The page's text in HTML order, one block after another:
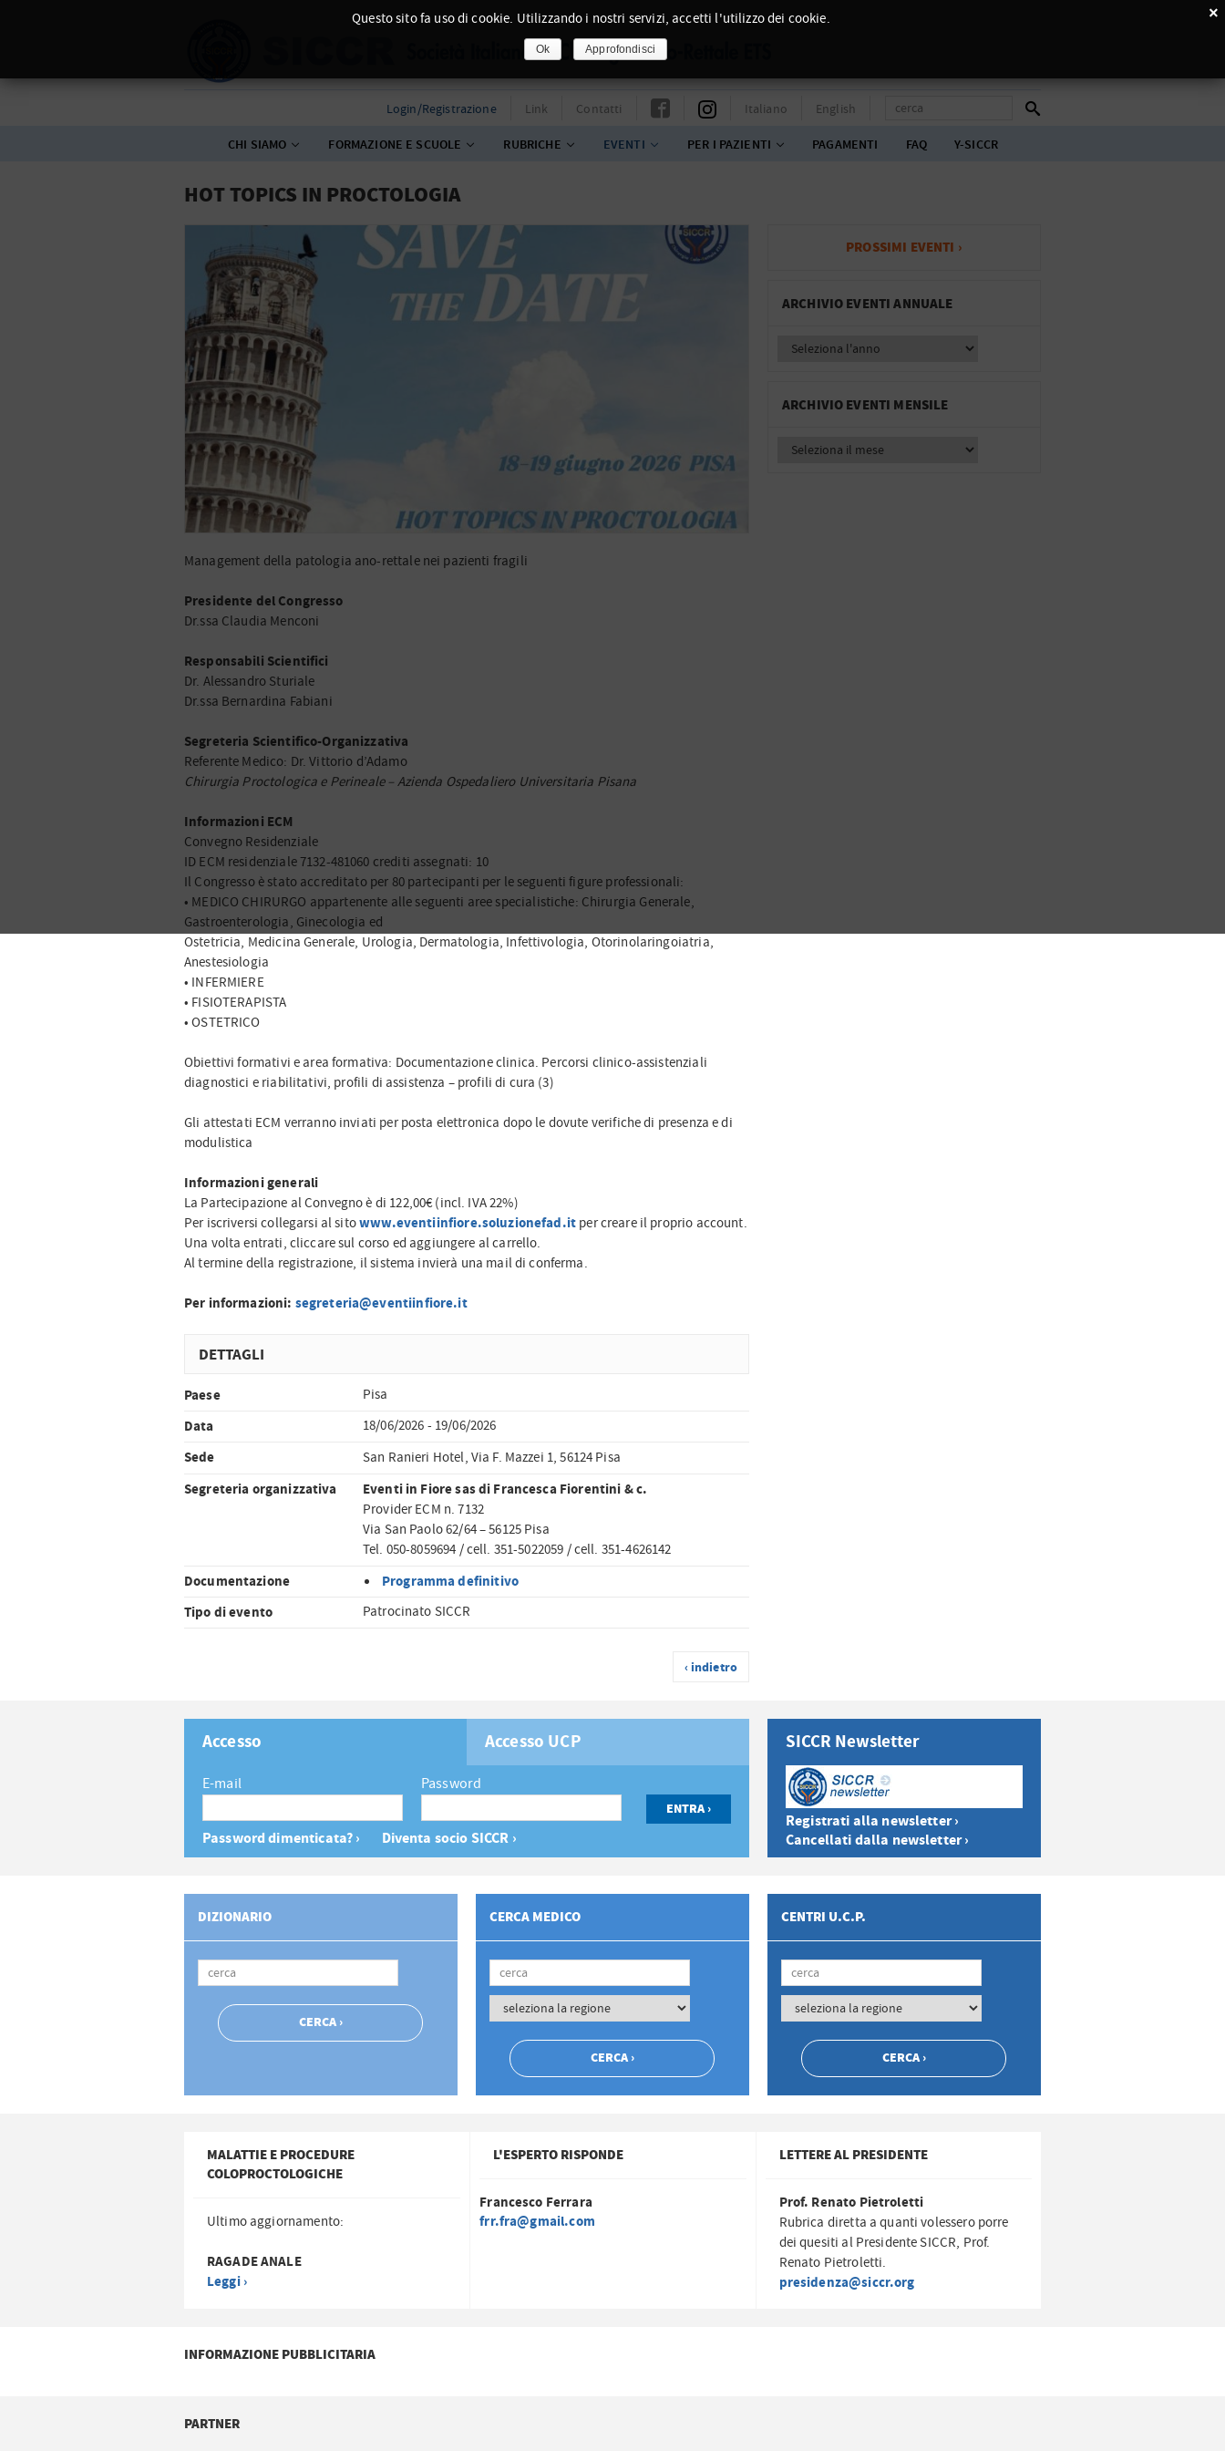
Login/Registrazione Link Contatti Italiano English
CHI SIAMO FORMAZIONE E SCUOLE RUBRICHE EVENTI PER I PAZIENTI PAGAMENTI FAQ Y-SICCR
HOT TOPICS IN PROCTOLOGIA
Management della patologia ano-rettale nei pazienti fragili
Presidente del Congresso
Dr.ssa Claudia Menconi
Responsabili Scientifici
Dr. Alessandro Sturiale
Dr.ssa Bernardina Fabiani
Segreteria Scientifico-Organizzativa
Referente Medico: Dr. Vittorio d’Adamo
Chirurgia Proctologica e Perineale – Azienda Ospedaliero Universitaria Pisana
Informazioni ECM
Convegno Residenziale
ID ECM residenziale 7132-481060 crediti assegnati: 10
Il Congresso è stato accreditato per 80 partecipanti per le seguenti figure professionali:
• MEDICO CHIRURGO appartenente alle seguenti aree specialistiche: Chirurgia Generale,
Gastroenterologia, Ginecologia ed
Ostetricia, Medicina Generale, Urologia, Dermatologia, Infettivologia, Otorinolaringoiatria,
Anestesiologia
• INFERMIERE
• FISIOTERAPISTA
• OSTETRICO
Obiettivi formativi e area formativa: Documentazione clinica. Percorsi clinico-assistenziali
diagnostici e riabilitativi, profili di assistenza – profili di cura (3)
Gli attestati ECM verranno inviati per posta elettronica dopo le dovute verifiche di presenza e di
modulistica
Informazioni generali
La Partecipazione al Convegno è di 122,00€ (incl. IVA 22%)
Per iscriversi collegarsi al sitowww.eventiinfiore.soluzionefad.it per creare il proprio account.
Una volta entrati, cliccare sul corso ed aggiungere al carrello.
Al termine della registrazione, il sistema invierà una mail di conferma.
Per informazioni: segreteria@eventiinfiore.it
DETTAGLI
Paese Pisa
Data 18/06/2026 - 19/06/2026
Sede San Ranieri Hotel, Via F. Mazzei 1, 56124 Pisa
Segreteria organizzativa Eventi in Fiore sas di Francesca Fiorentini & c.
Provider ECM n. 7132
Via San Paolo 62/64 – 56125 Pisa
Tel. 050-8059694 / cell. 351-5022059 / cell. 351-4626142
Documentazione
Programma definitivo
Tipo di evento
Patrocinato SICCR
‹ indietro
PROSSIMI EVENTI ›
ARCHIVIO EVENTI ANNUALE
ARCHIVIO EVENTI MENSILE
Accesso Accesso UCP
E-mail Password
Password dimenticata? › Diventa socio SICCR ›
SICCR Newsletter
Registrati alla newsletter ›
Cancellati dalla newsletter ›
DIZIONARIO CERCA MEDICO CENTRI U.C.P.
MALATTIE E PROCEDURE
COLOPROCTOLOGICHE
Ultimo aggiornamento:
RAGADE ANALE
Leggi ›
L'ESPERTO RISPONDE
Francesco Ferrara
frr.fra@gmail.com
LETTERE AL PRESIDENTE
Prof. Renato Pietroletti
Rubrica diretta a quanti volessero porre
dei quesiti al Presidente SICCR, Prof.
Renato Pietroletti.
presidenza@siccr.org
INFORMAZIONE PUBBLICITARIA
PARTNER
×
Questo sito fa uso di cookie. Utilizzando i nostri servizi, accetti l'utilizzo dei cookie.
Ok Approfondisci